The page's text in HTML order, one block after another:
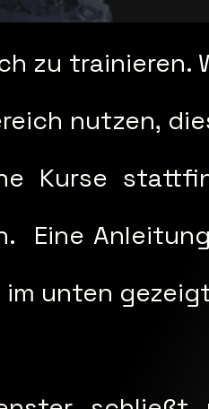
zu trainieren.
nutzen,
Kurse
Eine
unten